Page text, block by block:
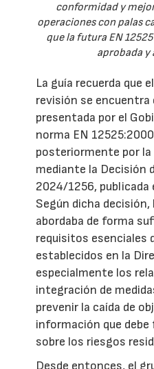
conformidad y
operaciones con palas
que la futura EN
aprobada y
La guía recuerda que
revisión se
presentada por el
norma EN
posteriormente por la
mediante la Decisión
2024/1256, publicada
Según dicha
abordaba de forma
requisitos esenciales
establecidos en la
especialmente los
integración de
prevenir la caída de
información que
sobre los riesgos